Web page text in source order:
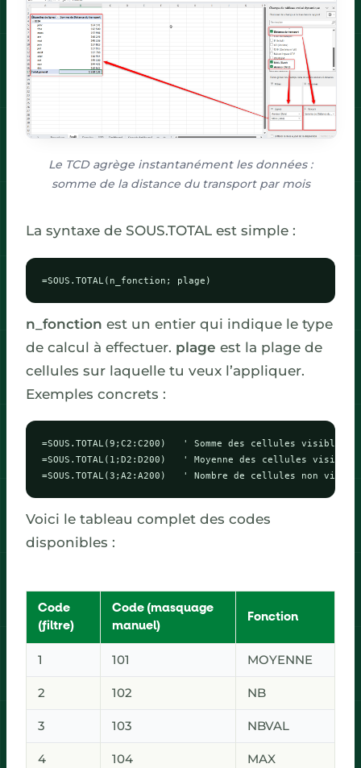
Le TCD agrège instantanément les données :
somme de la distance du transport par mois
La syntaxe de SOUS.TOTAL est simple :
=SOUS.TOTAL(n_fonction; plage)
n_fonction est un entier qui indique le type
de calcul à effectuer. plage est la plage de
cellules sur laquelle tu veux l’appliquer.
Exemples concrets :
=SOUS.TOTAL(9;C2:C200)   ' Somme des cellules visibles
=SOUS.TOTAL(1;D2:D200)   ' Moyenne des cellules visibles
=SOUS.TOTAL(3;A2:A200)   ' Nombre de cellules non
Voici le tableau complet des codes
disponibles :
Code
(filtre)
Code (masquage
manuel)
Fonction
1 101 MOYENNE
2 102 NB
3 103 NBVAL
4 104 MAX